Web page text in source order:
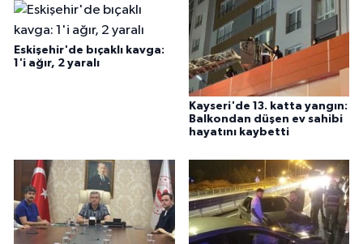
Eskişehir'de bıçaklı kavga:
1'i ağır, 2 yaralı
Kayseri'de 13. katta yangın:
Balkondan düşen ev sahibi
hayatını kaybetti